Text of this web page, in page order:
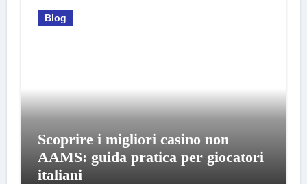
Blog
Scoprire i migliori casino non
AAMS: guida pratica per giocatori
italiani